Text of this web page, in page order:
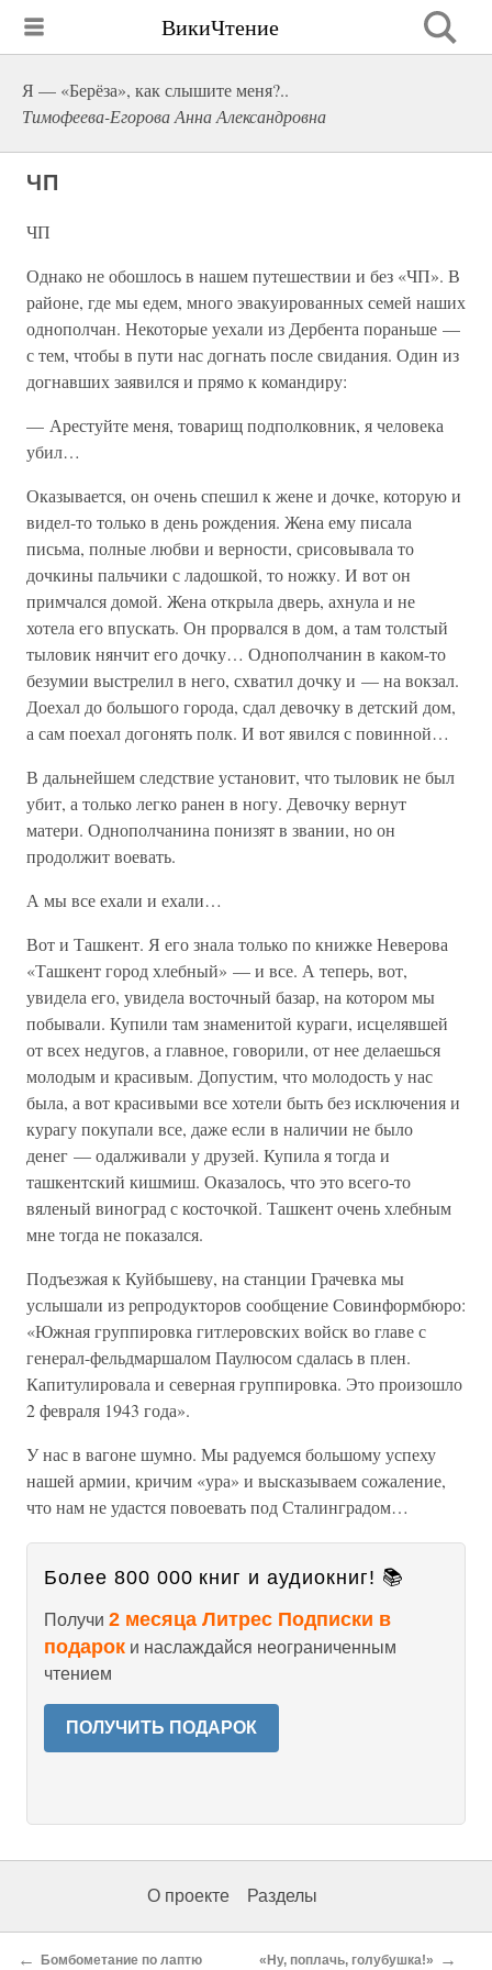
ВикиЧтение
Я — «Берёза», как слышите меня?..
Тимофеева-Егорова Анна Александровна
ЧП
ЧП
Однако не обошлось в нашем путешествии и без «ЧП». В
районе, где мы едем, много эвакуированных семей наших
однополчан. Некоторые уехали из Дербента пораньше —
с тем, чтобы в пути нас догнать после свидания. Один из
догнавших заявился и прямо к командиру:
— Арестуйте меня, товарищ подполковник, я человека
убил…
Оказывается, он очень спешил к жене и дочке, которую и
видел-то только в день рождения. Жена ему писала
письма, полные любви и верности, срисовывала то
дочкины пальчики с ладошкой, то ножку. И вот он
примчался домой. Жена открыла дверь, ахнула и не
хотела его впускать. Он прорвался в дом, а там толстый
тыловик нянчит его дочку… Однополчанин в каком-то
безумии выстрелил в него, схватил дочку и — на вокзал.
Доехал до большого города, сдал девочку в детский дом,
а сам поехал догонять полк. И вот явился с повинной…
В дальнейшем следствие установит, что тыловик не был
убит, а только легко ранен в ногу. Девочку вернут
матери. Однополчанина понизят в звании, но он
продолжит воевать.
А мы все ехали и ехали…
Вот и Ташкент. Я его знала только по книжке Неверова
«Ташкент город хлебный» — и все. А теперь, вот,
увидела его, увидела восточный базар, на котором мы
побывали. Купили там знаменитой кураги, исцелявшей
от всех недугов, а главное, говорили, от нее делаешься
молодым и красивым. Допустим, что молодость у нас
была, а вот красивыми все хотели быть без исключения и
курагу покупали все, даже если в наличии не было
денег — одалживали у друзей. Купила я тогда и
ташкентский кишмиш. Оказалось, что это всего-то
вяленый виноград с косточкой. Ташкент очень хлебным
мне тогда не показался.
Подъезжая к Куйбышеву, на станции Грачевка мы
услышали из репродукторов сообщение Совинформбюро:
«Южная группировка гитлеровских войск во главе с
генерал-фельдмаршалом Паулюсом сдалась в плен.
Капитулировала и северная группировка. Это произошло
2 февраля 1943 года».
У нас в вагоне шумно. Мы радуемся большому успеху
нашей армии, кричим «ура» и высказываем сожаление,
что нам не удастся повоевать под Сталинградом…
Более 800 000 книг и аудиокниг! 📚
Получи 2 месяца Литрес Подписки в
подарок и наслаждайся неограниченным
чтением
ПОЛУЧИТЬ ПОДАРОК
О проекте Разделы
← Бомбометание по лаптю «Ну, поплачь, голубушка!» →